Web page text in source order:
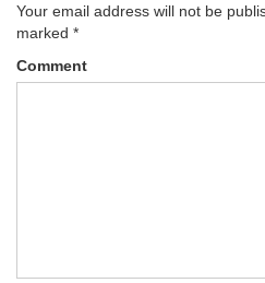
Your email address will not be
marked *
Comment